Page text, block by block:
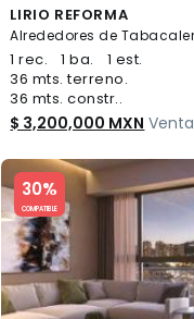
LIRIO REFORMA
1 rec. 1 ba.
1 est.
36 mts. terreno.
36 mts. constr..
$ 3,200,000 MXN Venta
30%
COMPATIBLE
Slide 1 of 5